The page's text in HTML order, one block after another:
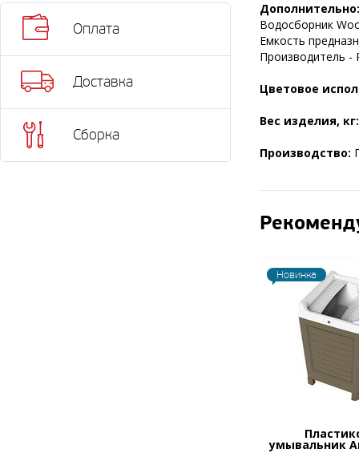
Оплата
Доставка
Сборка
Дополнительно:
Водосборник
Емкость
Производитель -
Цветовое
Вес изделия,
Производство:
Новинка
умывальник